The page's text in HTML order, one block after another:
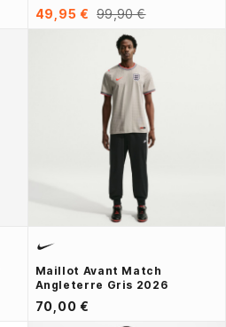
49,95 € 99,90 €
Maillot Avant Match
Angleterre Gris 2026
70,00 €